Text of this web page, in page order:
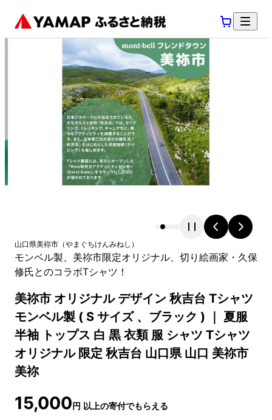
山口県美祢市 （やまぐちけんみねし ）
モンベル製、美祢市限定オリジナル、切り絵画家・久保
修氏とのコラボTシャツ！
美祢市 オリジナル デザイン 秋吉台 Tシャツ
モンベル製 ( S サイズ 、ブラック ) ｜ 夏服
半袖 トップス 白 黒 衣類 服 シャツ Tシャツ
オリジナル 限定 秋吉台 山口県 山口 美祢市
美祢
15,000円 以上の寄付でもらえる